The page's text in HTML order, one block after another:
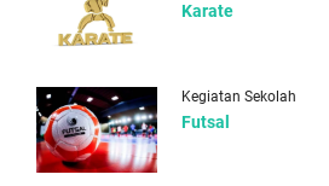
Karate
Kegiatan Sekolah
Futsal